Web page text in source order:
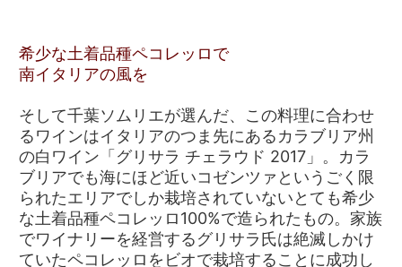
希少な土着品種ペコレッロで
南イタリアの風を
そして千葉ソムリエが選んだ、この料理に合わせ
るワインはイタリアのつま先にあるカラブリア州
の白ワイン「グリサラ チェラウド 2017」。カラ
ブリアでも海にほど近いコゼンツァというごく限
られたエリアでしか栽培されていないとても希少
な土着品種ペコレッロ100%で造られたもの。家族
でワイナリーを経営するグリサラ氏は絶滅しかけ
ていたペコレッロをビオで栽培することに成功し